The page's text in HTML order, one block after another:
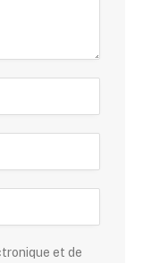
et de